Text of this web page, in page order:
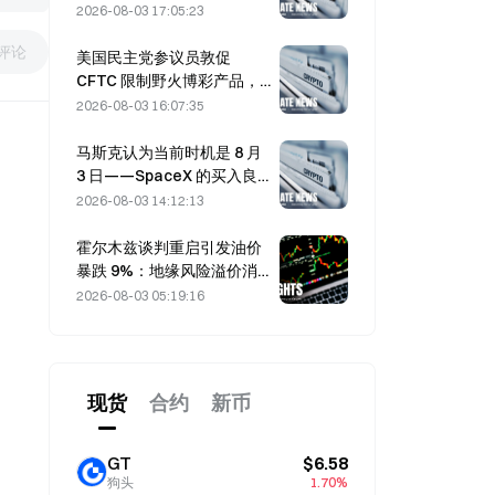
论
2026-08-03 17:05:23
美国民主党参议员敦促
CFTC 限制野火博彩产品，
因创纪录的野火季节
2026-08-03 16:07:35
马斯克认为当前时机是 8 月
3 日——SpaceX 的买入良
机
2026-08-03 14:12:13
霍尔木兹谈判重启引发油价
暴跌 9%：地缘风险溢价消
退，还是市场短暂降温？
2026-08-03 05:19:16
现货 合约 新币
GT
狗头
$6.58
1.70%